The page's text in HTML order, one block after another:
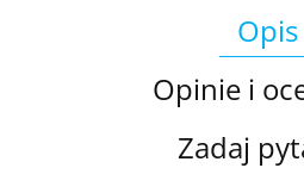
Opis
Opinie i
Zadaj